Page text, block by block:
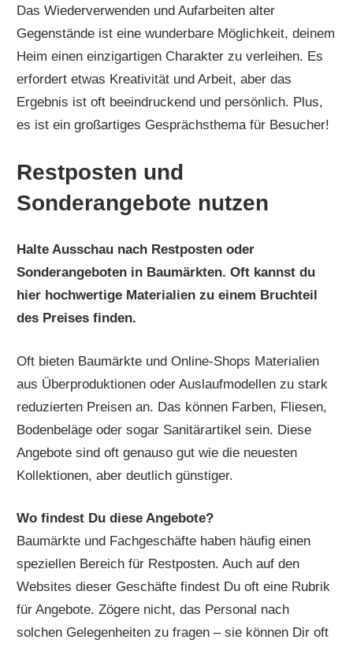
Das Wiederverwenden und Aufarbeiten alter
Gegenstände ist eine wunderbare Möglichkeit, deinem
Heim einen einzigartigen Charakter zu verleihen. Es
erfordert etwas Kreativität und Arbeit, aber das
Ergebnis ist oft beeindruckend und persönlich. Plus,
es ist ein großartiges Gesprächsthema für Besucher!
Restposten und
Sonderangebote nutzen
Halte Ausschau nach Restposten oder
Sonderangeboten in Baumärkten. Oft kannst du
hier hochwertige Materialien zu einem Bruchteil
des Preises finden.
Oft bieten Baumärkte und Online-Shops Materialien
aus Überproduktionen oder Auslaufmodellen zu stark
reduzierten Preisen an. Das können Farben, Fliesen,
Bodenbeläge oder sogar Sanitärartikel sein. Diese
Angebote sind oft genauso gut wie die neuesten
Kollektionen, aber deutlich günstiger.
Wo findest Du diese Angebote?
Baumärkte und Fachgeschäfte haben häufig einen
speziellen Bereich für Restposten. Auch auf den
Websites dieser Geschäfte findest Du oft eine Rubrik
für Angebote. Zögere nicht, das Personal nach
solchen Gelegenheiten zu fragen – sie können Dir oft